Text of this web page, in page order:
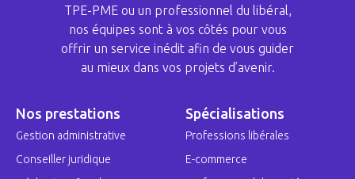
TPE-PME ou un professionnel du libéral,
nos équipes sont à vos côtés pour vous
offrir un service inédit afin de vous guider
au mieux dans vos projets d’avenir.
Nos prestations
Gestion administrative
Conseiller juridique
Spécialisations
Professions libérales
E-commerce